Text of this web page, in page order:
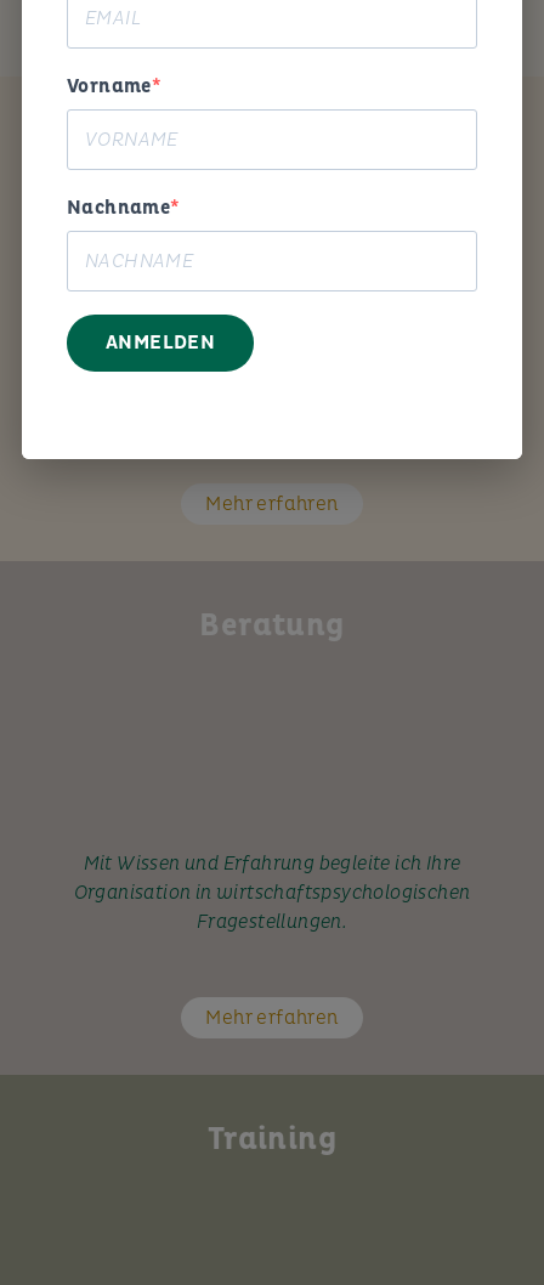
Mit den richtigen Fragen unterstütze ich Sie Schritt
Mehr erfahren
Beratung
Mit Wissen und Erfahrung begleite ich Ihre
Organisation in wirtschaftspsychologischen
Fragestellungen.
Mehr erfahren
Training
Vorname
Nachname
ANMELDEN